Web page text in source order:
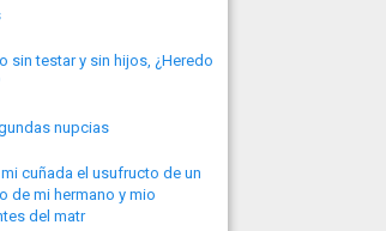
sin testar y sin hijos, ¿Heredo
nupcias
cuñada el usufructo de un
de mi hermano y mio
del matr